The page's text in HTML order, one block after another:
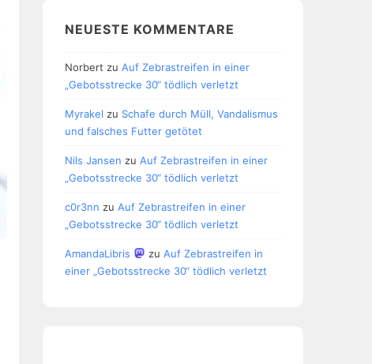
NEUESTE KOMMENTARE
Norbert zu Auf Zebrastreifen in einer
„Gebotsstrecke 30“ tödlich verletzt
Myrakel zu Schafe durch Müll, Vandalismus
und falsches Futter getötet
Nils Jansen zu Auf Zebrastreifen in einer
„Gebotsstrecke 30“ tödlich verletzt
c0r3nn zu Auf Zebrastreifen in einer
„Gebotsstrecke 30“ tödlich verletzt
AmandaLibris zu Auf Zebrastreifen in
einer „Gebotsstrecke 30“ tödlich verletzt